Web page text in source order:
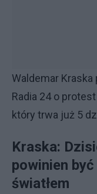
Waldemar Kraska
Radia 24 o
który trwa już 5
Kraska:
powinien
światłem